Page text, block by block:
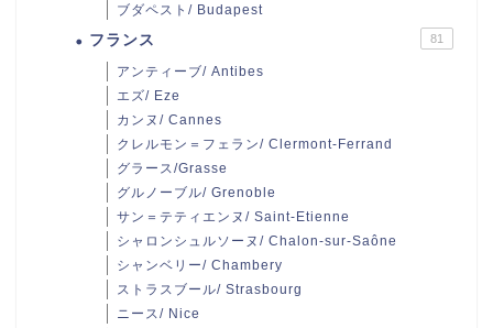
ブダペスト/ Budapest
フランス 81
アンティーブ/ Antibes
エズ/ Eze
カンヌ/ Cannes
クレルモン＝フェラン/ Clermont-Ferrand
グラース/Grasse
グルノーブル/ Grenoble
サン＝テティエンヌ/ Saint-Etienne
シャロンシュルソーヌ/ Chalon-sur-Saône
シャンベリー/ Chambery
ストラスブール/ Strasbourg
ニース/ Nice